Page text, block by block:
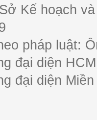
Kế hoạch
pháp luật:
đại diện
đại diện